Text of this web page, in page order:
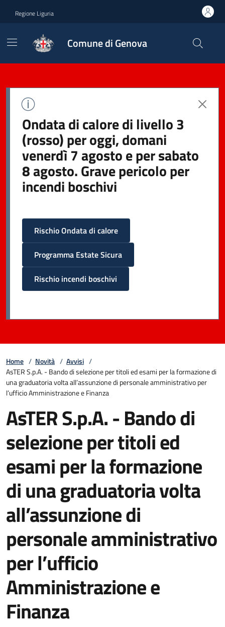
Regione Liguria
Comune di Genova
Ondata di calore di livello 3
(rosso) per oggi, domani
venerdì 7 agosto e per sabato
8 agosto. Grave pericolo per
incendi boschivi
Rischio Ondata di calore
Programma Estate Sicura
Rischio incendi boschivi
Home / Novità / Avvisi /
AsTER S.p.A. - Bando di selezione per titoli ed esami per la formazione di
una graduatoria volta all’assunzione di personale amministrativo per
l’ufficio Amministrazione e Finanza
AsTER S.p.A. - Bando di
selezione per titoli ed
esami per la formazione
di una graduatoria volta
all’assunzione di
personale amministrativo
per l’ufficio
Amministrazione e
Finanza